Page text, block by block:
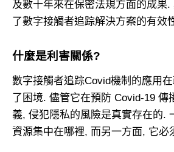
及數十年來在保密法規方面的成果
了數字接觸者追踪解決方案的有效
什麼是利害關係?
數字接觸者追踪Covid機制的應用
了困境. 儘管它在預防 Covid-19 傳
義, 侵犯隱私的風險是真實存在的.
資源集中在哪裡, 而另一方面, 它必